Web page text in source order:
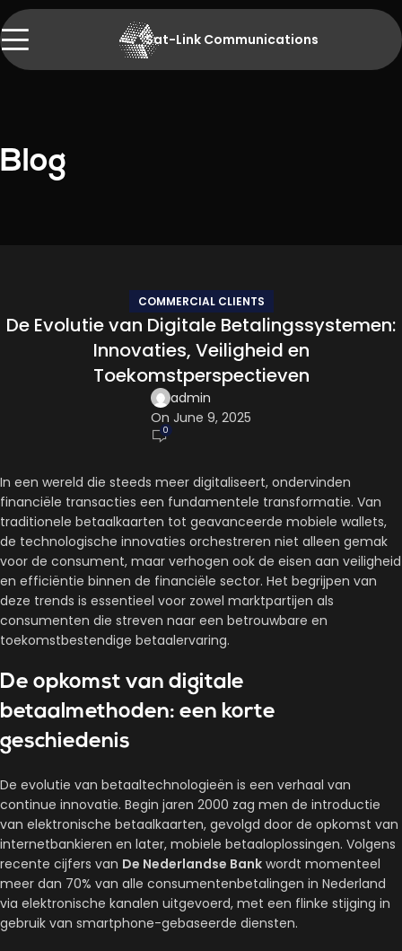
Sat-Link Communications
Blog
COMMERCIAL CLIENTS
De Evolutie van Digitale Betalingssystemen:
Innovaties, Veiligheid en
Toekomstperspectieven
admin
On June 9, 2025
0
In een wereld die steeds meer digitaliseert, ondervinden
financiële transacties een fundamentele transformatie. Van
traditionele betaalkaarten tot geavanceerde mobiele wallets,
de technologische innovaties orchestreren niet alleen gemak
voor de consument, maar verhogen ook de eisen aan veiligheid
en efficiëntie binnen de financiële sector. Het begrijpen van
deze trends is essentieel voor zowel marktpartijen als
consumenten die streven naar een betrouwbare en
toekomstbestendige betaalervaring.
De opkomst van digitale
betaalmethoden: een korte
geschiedenis
De evolutie van betaaltechnologieën is een verhaal van
continue innovatie. Begin jaren 2000 zag men de introductie
van elektronische betaalkaarten, gevolgd door de opkomst van
internetbankieren en later, mobiele betaaloplossingen. Volgens
recente cijfers van De Nederlandse Bank wordt momenteel
meer dan 70% van alle consumentenbetalingen in Nederland
via elektronische kanalen uitgevoerd, met een flinke stijging in
gebruik van smartphone-gebaseerde diensten.